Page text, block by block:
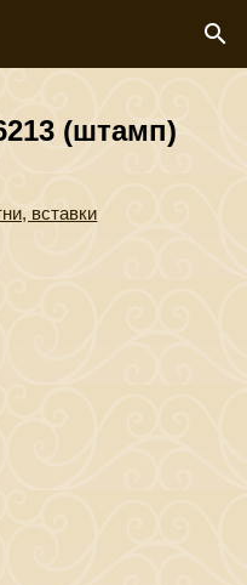
search
(штамп)
вставки